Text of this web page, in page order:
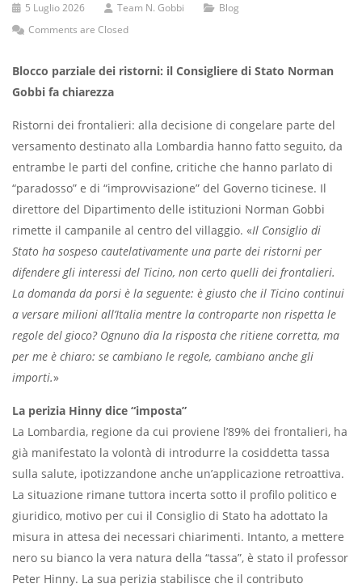
5 Luglio 2026 Team N. Gobbi
Blog
Comments are Closed
Blocco parziale dei ristorni: il Consigliere di Stato Norman
Gobbi fa chiarezza
Ristorni dei frontalieri: alla decisione di congelare parte del
versamento destinato alla Lombardia hanno fatto seguito, da
entrambe le parti del confine, critiche che hanno parlato di
“paradosso” e di “improvvisazione” del Governo ticinese. Il
direttore del Dipartimento delle istituzioni Norman Gobbi
rimette il campanile al centro del villaggio. «Il Consiglio di
Stato ha sospeso cautelativamente una parte dei ristorni per
difendere gli interessi del Ticino, non certo quelli dei frontalieri.
La domanda da porsi è la seguente: è giusto che il Ticino continui
a versare milioni all’Italia mentre la controparte non rispetta le
regole del gioco? Ognuno dia la risposta che ritiene corretta, ma
per me è chiaro: se cambiano le regole, cambiano anche gli
importi.»
La perizia Hinny dice “imposta”
La Lombardia, regione da cui proviene l’89% dei frontalieri, ha
già manifestato la volontà di introdurre la cosiddetta tassa
sulla salute, ipotizzandone anche un’applicazione retroattiva.
La situazione rimane tuttora incerta sotto il profilo politico e
giuridico, motivo per cui il Consiglio di Stato ha adottato la
misura in attesa dei necessari chiarimenti. Intanto, a mettere
nero su bianco la vera natura della “tassa”, è stato il professor
Peter Hinny. La sua perizia stabilisce che il contributo